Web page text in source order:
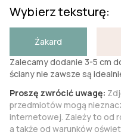
Wybierz teksturę:
Żakard
Zalecamy dodanie 3-5 cm
ściany nie zawsze są
Proszę zwrócić uwagę:
przedmiotów mogą
internetowej. Zależy to od
a także od warunków